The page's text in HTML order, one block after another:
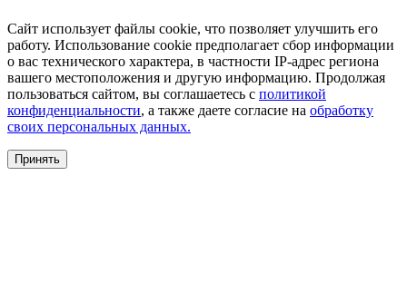
Сайт использует файлы cookie, что позволяет улучшить его
работу. Использование cookie предполагает сбор информации
о вас технического характера, в частности IP-адрес региона
вашего местоположения и другую информацию. Продолжая
пользоваться сайтом, вы соглашаетесь с политикой
конфиденциальности, а также даете согласие на обработку
своих персональных данных.
Принять